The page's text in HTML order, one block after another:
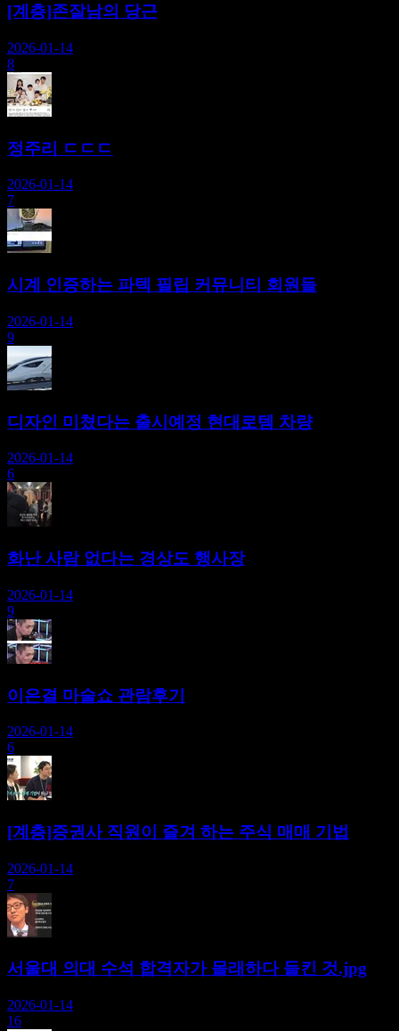
[계층]존잘남의 당근
2026-01-14
8
정주리 ㄷㄷㄷ
2026-01-14
7
시계 인증하는 파텍 필립 커뮤니티 회원들
2026-01-14
9
디자인 미쳤다는 출시예정 현대로템 차량
2026-01-14
6
화난 사람 없다는 경상도 행사장
2026-01-14
9
이은결 마술쇼 관람후기
2026-01-14
6
[계층]증권사 직원이 즐겨 하는 주식 매매 기법
2026-01-14
7
서울대 의대 수석 합격자가 몰래하다 들킨 것.jpg
2026-01-14
16